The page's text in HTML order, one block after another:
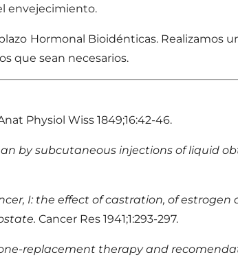
envejecimiento.
Hormonal Bioidénticas. Realizamos
que sean necesarios.
Physiol Wiss 1849;16:42-46.
by subcutaneous injections of liquid
I: the effect of castration, of
Cancer Res 1941;1:293-297.
replacement therapy and